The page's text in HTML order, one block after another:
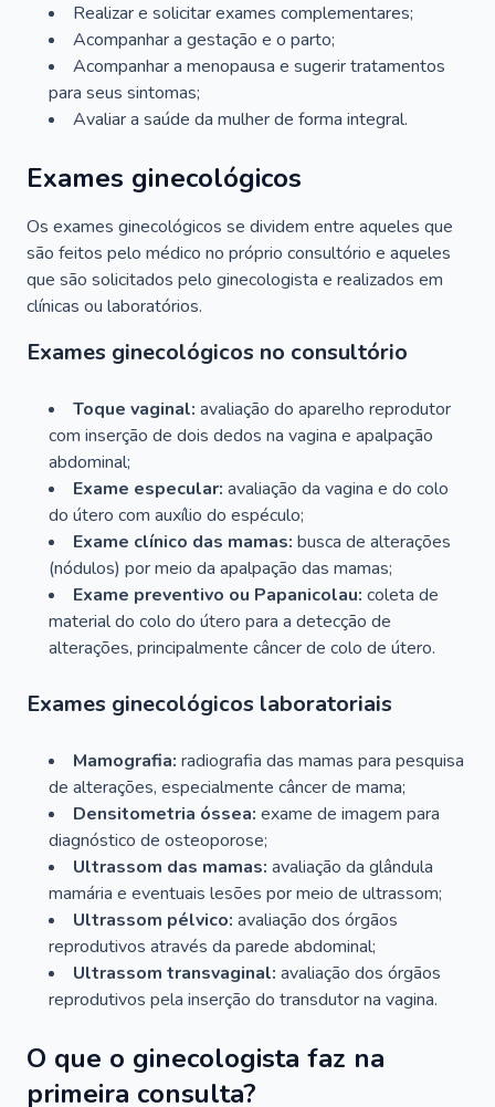
Realizar e solicitar exames complementares;
Acompanhar a gestação e o parto;
Acompanhar a menopausa e sugerir tratamentos
para seus sintomas;
Avaliar a saúde da mulher de forma integral.
Exames ginecológicos
Os exames ginecológicos se dividem entre aqueles que
são feitos pelo médico no próprio consultório e aqueles
que são solicitados pelo ginecologista e realizados em
clínicas ou laboratórios.
Exames ginecológicos no consultório
Toque vaginal: avaliação do aparelho reprodutor
com inserção de dois dedos na vagina e apalpação
abdominal;
Exame especular: avaliação da vagina e do colo
do útero com auxílio do espéculo;
Exame clínico das mamas: busca de alterações
(nódulos) por meio da apalpação das mamas;
Exame preventivo ou Papanicolau: coleta de
material do colo do útero para a detecção de
alterações, principalmente câncer de colo de útero.
Exames ginecológicos laboratoriais
Mamografia: radiografia das mamas para pesquisa
de alterações, especialmente câncer de mama;
Densitometria óssea: exame de imagem para
diagnóstico de osteoporose;
Ultrassom das mamas: avaliação da glândula
mamária e eventuais lesões por meio de ultrassom;
Ultrassom pélvico: avaliação dos órgãos
reprodutivos através da parede abdominal;
Ultrassom transvaginal: avaliação dos órgãos
reprodutivos pela inserção do transdutor na vagina.
O que o ginecologista faz na
primeira consulta?